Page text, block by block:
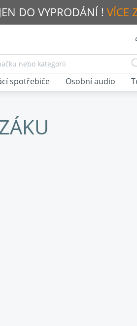
DO VYPRODÁNÍ ! VÍCE
spotřebiče Osobní audio